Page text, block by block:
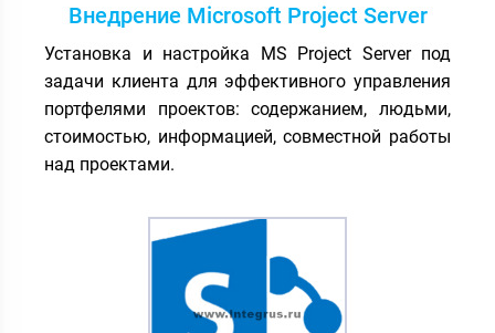
Внедрение Microsoft Project Server
Установка и настройка MS Project Server под
задачи клиента для эффективного управления
портфелями проектов: содержанием, людьми,
стоимостью, информацией, совместной работы
над проектами.